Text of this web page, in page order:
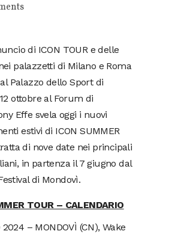
di ICON TOUR e delle
palazzetti di Milano e Roma
Palazzo dello Sport di
ottobre al Forum di
Effe svela oggi i nuovi
estivi di ICON SUMMER
di nove date nei principali
in partenza il 7 giugno dal
di Mondovì.
TOUR – CALENDARIO
2024 – MONDOVÌ (CN), Wake